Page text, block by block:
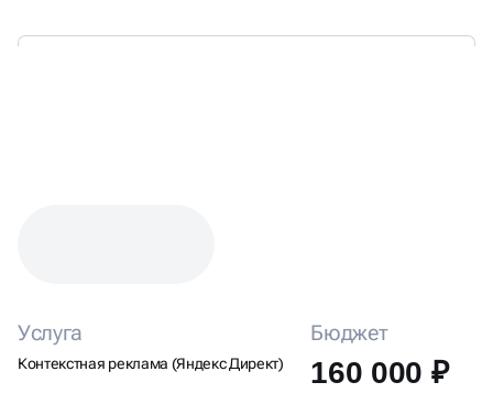
Услуга
Контекстная реклама (Яндекс Директ)
Бюджет
160 000 ₽